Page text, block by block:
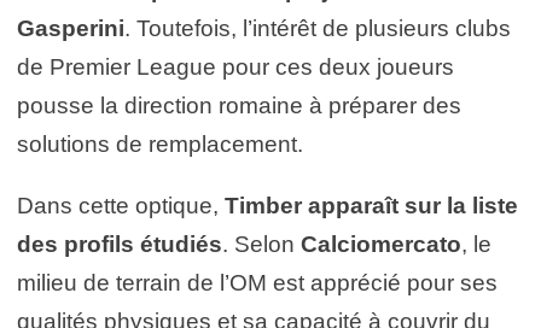
Gasperini. Toutefois, l’intérêt de plusieurs clubs
de Premier League pour ces deux joueurs
pousse la direction romaine à préparer des
solutions de remplacement.
Dans cette optique, Timber apparaît sur la liste
des profils étudiés. Selon Calciomercato, le
milieu de terrain de l’OM est apprécié pour ses
qualités physiques et sa capacité à couvrir du